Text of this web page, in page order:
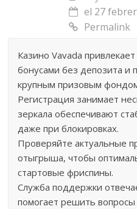
el 27
Permalink
Казино Vavada
бонусами без депозита и
крупным призовым
Регистрация занимает
зеркала обеспечивают
даже при блокировках.
Проверяйте актуальные
отыгрыша, чтобы
стартовые фриспины.
Служба поддержки
помогает решить